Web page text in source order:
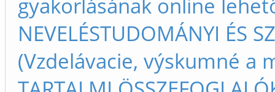
gyakorlásának online
NEVELÉSTUDOMÁNYI ÉS
(Vzdelávacie, výskumné a